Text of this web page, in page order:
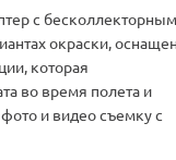
с
окраски,
которая
во время полета и
и видео съемку с